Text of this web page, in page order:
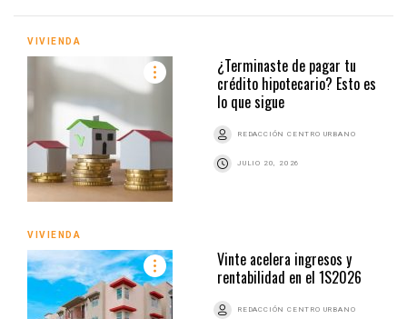
VIVIENDA
¿Terminaste de pagar tu
crédito hipotecario? Esto es
lo que sigue
REDACCIÓN CENTRO URBANO
JULIO 20, 2026
VIVIENDA
Vinte acelera ingresos y
rentabilidad en el 1S2026
REDACCIÓN CENTRO URBANO